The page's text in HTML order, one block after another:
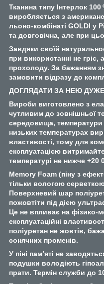
Тканина типу Інтерлок
виробляється з
льоно-комбінаті GOLDI у
та довговічна, але при
Завдяки своїй
при використанні не гріє,
прохолоду. За бажанням
замовити відразу до
ДОГЛЯДАТИ ЗА НЕЮ
Вироби виготовлено з
чутливим до зовнішньої
середовища, температури
низьких температурах
властивості, тому для
експлуатацією
температурі не нижче +20
Memory Foam (піну з
тільки вологою
Поверхневий шар
пожовтіти під дією
Це не впливає на фізико-
експлуатаційні
поліуретан не жовтів,
сонячних променів.
У піні пам’яті не
подушки володіють
прати. Термін служби до